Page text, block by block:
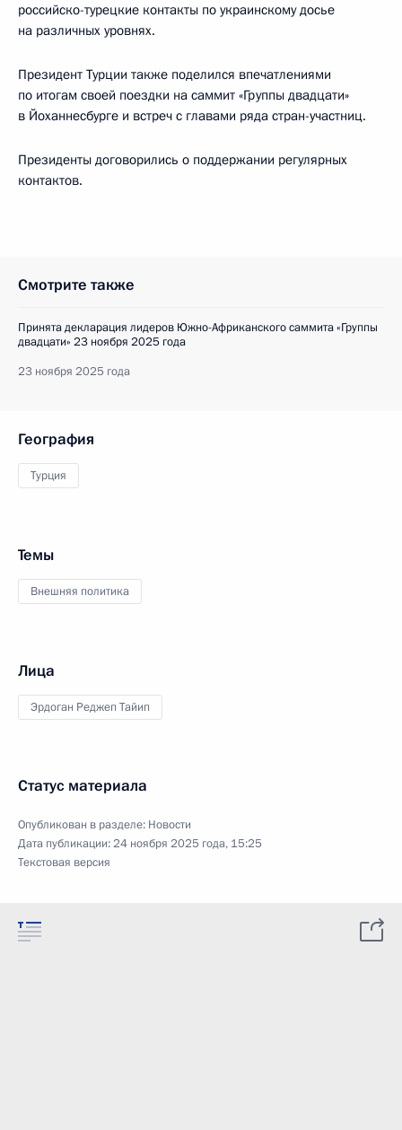
российско-турецкие контакты по украинскому досье
на различных уровнях.
Президент Турции также поделился впечатлениями
по итогам своей поездки на саммит «Группы двадцати»
в Йоханнесбурге и встреч с главами ряда стран-участниц.
Президенты договорились о поддержании регулярных
контактов.
Смотрите также
Принята декларация лидеров Южно-Африканского саммита «Группы
двадцати» 23 ноября 2025 года
23 ноября 2025 года
География
Турция
Темы
Внешняя политика
Лица
Эрдоган Реджеп Тайип
Статус материала
Опубликован в разделе: Новости
Дата публикации:24 ноября 2025 года, 15:25
Текстовая версия